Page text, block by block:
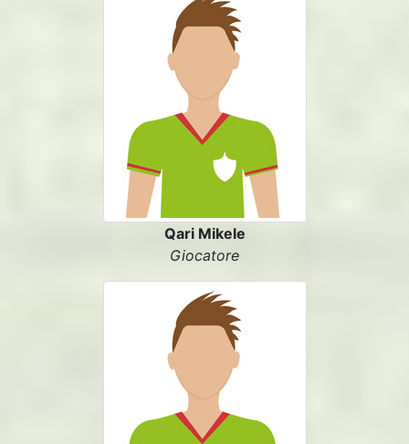
Qari Mikele
Giocatore